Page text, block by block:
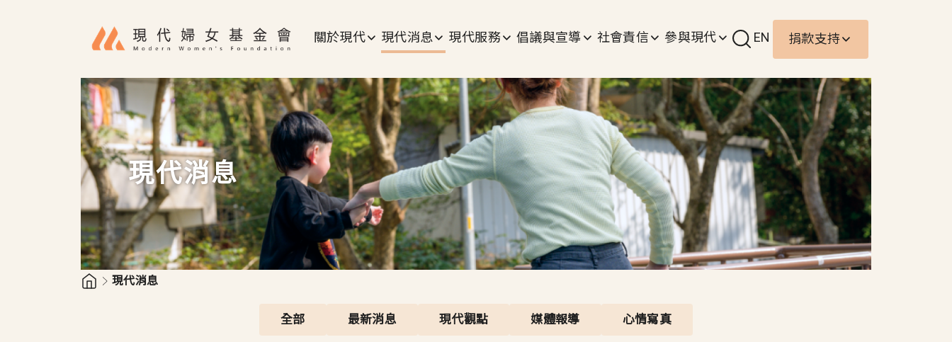
主選單
關於現代 現代消息 現代服務 倡議與宣導 社會責信 參與現代 EN 捐款支持
現代消息
現代消息
全部 最新消息 現代觀點 媒體報導 心情寫真